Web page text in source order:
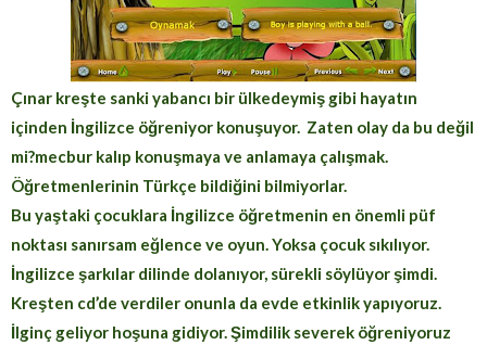
Çınar kreşte sanki yabancı bir ülkedeymiş gibi hayatın
içinden İngilizce öğreniyor konuşuyor. Zaten olay da bu değil
mi?mecbur kalıp konuşmaya ve anlamaya çalışmak.
Öğretmenlerinin Türkçe bildiğini bilmiyorlar.
Bu yaştaki çocuklara İngilizce öğretmenin en önemli püf
noktası sanırsam eğlence ve oyun. Yoksa çocuk sıkılıyor.
İngilizce şarkılar dilinde dolanıyor, sürekli söylüyor şimdi.
Kreşten cd’de verdiler onunla da evde etkinlik yapıyoruz.
İlginç geliyor hoşuna gidiyor. Şimdilik severek öğreniyoruz